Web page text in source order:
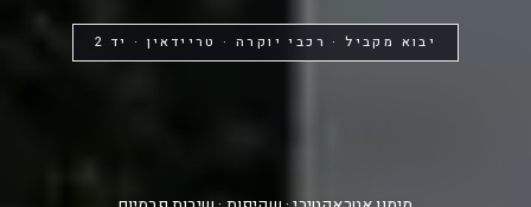
יבוא מקביל · רכבי יוקרה · טריידאין · יד 2
יכול להתגשם